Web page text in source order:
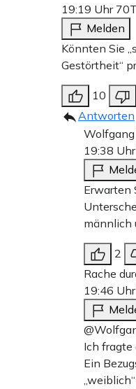
19:19 Uhr 70T
Melden
Könnten Sie
Gestörtheit“
10
Antworten
19:38 Uhr
Erwarten
männlich
2
Rache
19:46 Uhr
Ich fragte
Ein